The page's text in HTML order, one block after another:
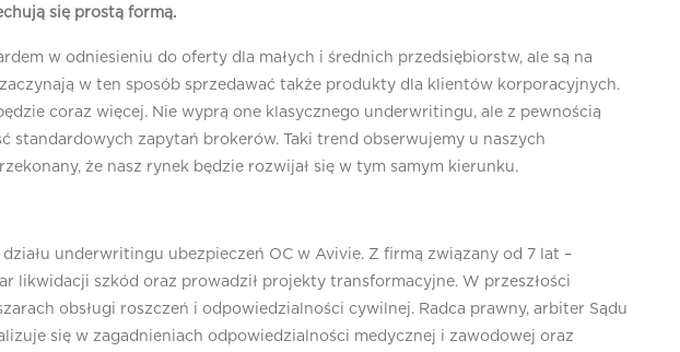
się prostą formą.
w odniesieniu do oferty dla małych i średnich przedsiębiorstw, ale są na
w ten sposób sprzedawać także produkty dla klientów korporacyjnych.
coraz więcej. Nie wyprą one klasycznego underwritingu, ale z pewnością
standardowych zapytań brokerów. Taki trend obserwujemy u naszych
że nasz rynek będzie rozwijał się w tym samym kierunku.
underwritingu ubezpieczeń OC w Avivie. Z firmą związany od 7 lat –
likwidacji szkód oraz prowadził projekty transformacyjne. W przeszłości
obsługi roszczeń i odpowiedzialności cywilnej. Radca prawny, arbiter Sądu
się w zagadnieniach odpowiedzialności medycznej i zawodowej oraz